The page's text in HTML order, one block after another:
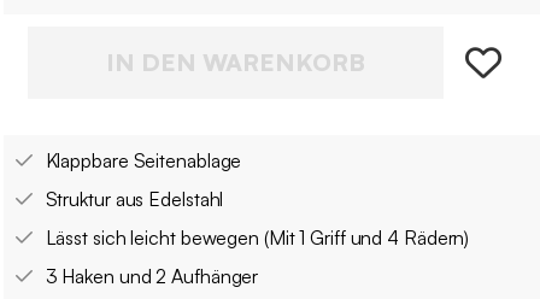
IN DEN WARENKORB
Klappbare Seitenablage
Struktur aus Edelstahl
Lässt sich leicht bewegen (Mit 1 Griff und 4 Rädern)
3 Haken und 2 Aufhänger